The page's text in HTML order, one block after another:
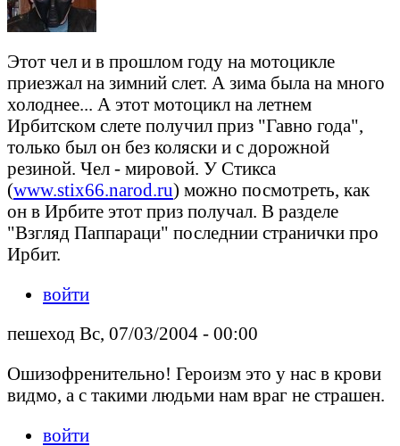
Этот чел и в прошлом году на мотоцикле
приезжал на зимний слет. А зима была на много
холоднее... А этот мотоцикл на летнем
Ирбитском слете получил приз "Гавно года",
только был он без коляски и с дорожной
резиной. Чел - мировой. У Стикса
(www.stix66.narod.ru) можно посмотреть, как
он в Ирбите этот приз получал. В разделе
"Взгляд Паппараци" последнии странички про
Ирбит.
войти
пешеход Вс, 07/03/2004 - 00:00
Ошизофренительно! Героизм это у нас в крови
видмо, а с такими людьми нам враг не страшен.
войти